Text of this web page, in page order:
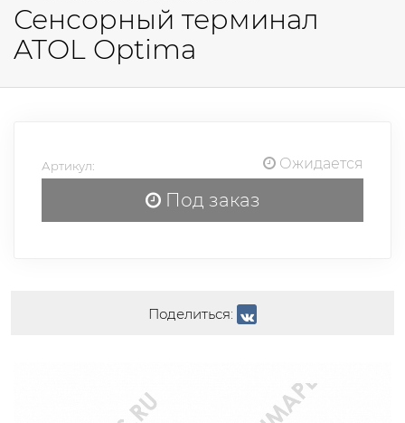
Сенсорный терминал
ATOL Optima
Артикул: Ожидается
Под заказ
Поделиться: